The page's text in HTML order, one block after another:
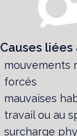
Causes
mouvements
forcés
mauvaises
travail ou au
surcharge